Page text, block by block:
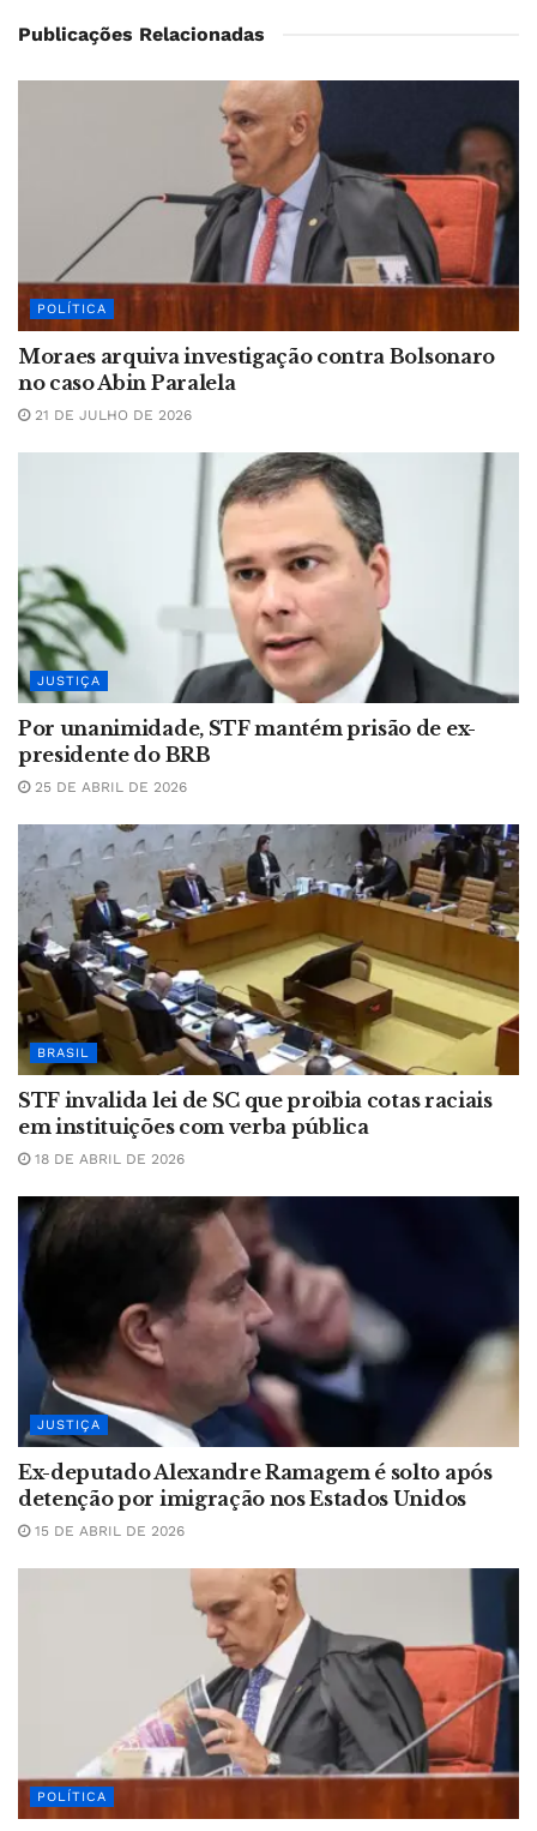
Publicações Relacionadas
POLÍTICA
Moraes arquiva investigação contra Bolsonaro
no caso Abin Paralela
21 DE JULHO DE 2026
JUSTIÇA
Por unanimidade, STF mantém prisão de ex-
presidente do BRB
25 DE ABRIL DE 2026
BRASIL
STF invalida lei de SC que proibia cotas raciais
em instituições com verba pública
18 DE ABRIL DE 2026
JUSTIÇA
Ex-deputado Alexandre Ramagem é solto após
detenção por imigração nos Estados Unidos
15 DE ABRIL DE 2026
POLÍTICA